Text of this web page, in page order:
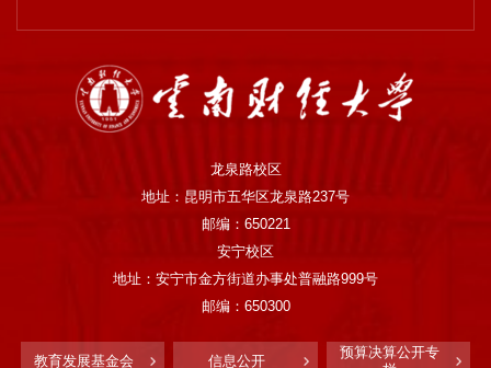
龙泉路校区
地址：昆明市五华区龙泉路237号
邮编：650221
安宁校区
地址：安宁市金方街道办事处普融路999号
邮编：650300
教育发展基金会 信息公开
预算决算公开专